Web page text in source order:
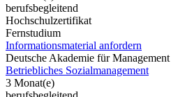
berufsbegleitend
Hochschulzertifikat
Fernstudium
Informationsmaterial anfordern
Deutsche Akademie für Management
Betriebliches Sozialmanagement
3 Monat(e)